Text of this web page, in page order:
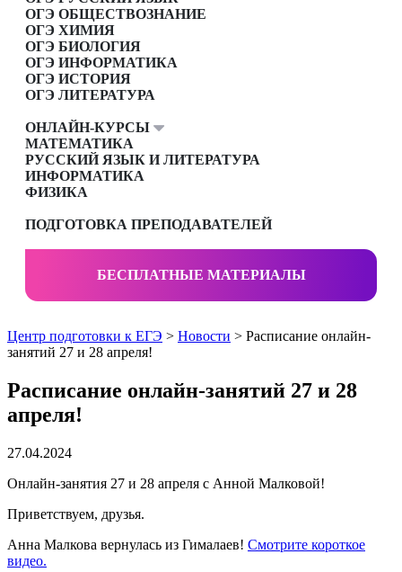
ОГЭ ОБЩЕСТВОЗНАНИЕ
ОГЭ ХИМИЯ
ОГЭ БИОЛОГИЯ
ОГЭ ИНФОРМАТИКА
ОГЭ ИСТОРИЯ
ОГЭ ЛИТЕРАТУРА
ОНЛАЙН-КУРСЫ
МАТЕМАТИКА
РУССКИЙ ЯЗЫК И ЛИТЕРАТУРА
ИНФОРМАТИКА
ФИЗИКА
ПОДГОТОВКА ПРЕПОДАВАТЕЛЕЙ
БЕСПЛАТНЫЕ МАТЕРИАЛЫ
Центр подготовки к ЕГЭ > Новости > Расписание онлайн-
занятий 27 и 28 апреля!
Расписание онлайн-занятий 27 и 28
апреля!
27.04.2024
Онлайн-занятия 27 и 28 апреля с Анной Малковой!
Приветствуем, друзья.
Анна Малкова вернулась из Гималаев! Смотрите короткое
видео.